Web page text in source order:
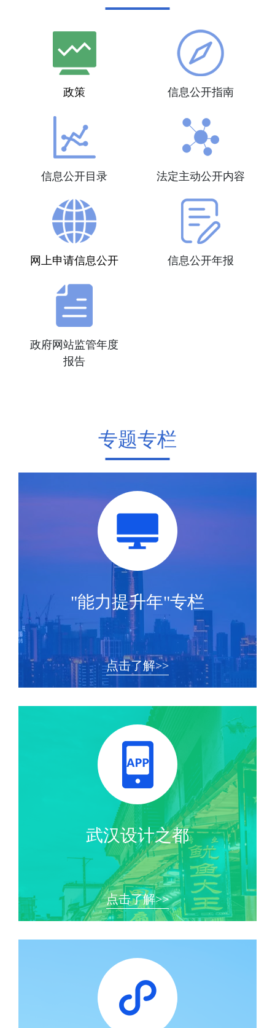
政策 信息公开指南
信息公开目录 法定主动公开内容
网上申请信息公开 信息公开年报
政府网站监管年度
报告
专题专栏
"能力提升年"专栏
点击了解>>
武汉设计之都
点击了解>>